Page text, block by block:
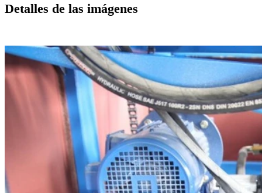
Detalles de las imágenes